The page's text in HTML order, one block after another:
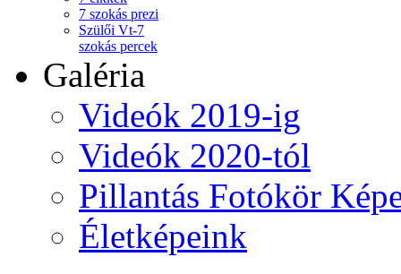
7 szokás prezi
Szülői Vt-7
szokás percek
Galéria
Videók 2019-ig
Videók 2020-tól
Pillantás Fotókör
Életképeink